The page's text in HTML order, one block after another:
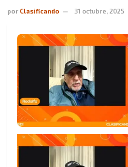
por Clasificando 31 octubre, 2025